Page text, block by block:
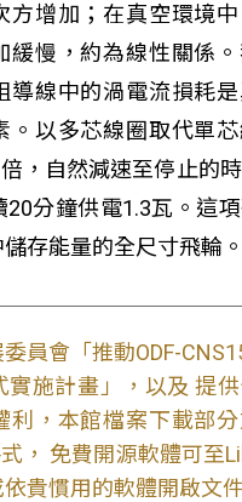
方增加；在真空環境
緩慢，約為線性關係
導線中的渦電流損耗
。以多芯線圈取代單芯
，自然減速至停止的
20分鐘供電1.3瓦。這
存能量的全尺寸飛輪。
委員會「推動ODF-
實施計畫」，以及 提
利，本館檔案下載部
， 免費開源軟體可至
貴慣用的軟體開啟文件